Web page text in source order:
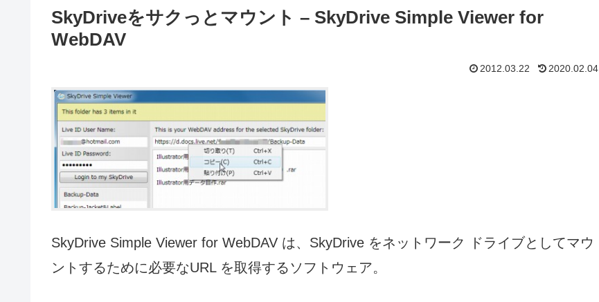
SkyDriveをサクっとマウント – SkyDrive Simple Viewer for
WebDAV
2012.03.22 2020.02.04
SkyDrive Simple Viewer for WebDAV は、SkyDrive をネットワーク ドライブとしてマウ
ントするために必要なURL を取得するソフトウェア。